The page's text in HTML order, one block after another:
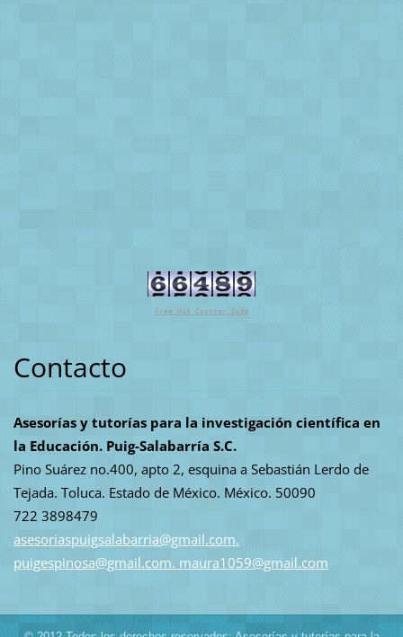
Free Hit Counter Code
Contacto
Asesorías y tutorías para la investigación científica en
la Educación. Puig-Salabarría S.C.
Pino Suárez no.400, apto 2, esquina a Sebastián Lerdo de
Tejada. Toluca. Estado de México. México. 50090
722 3898479
asesoriaspuigsalabarria@gmail.com.
puigespinosa@gmail.com. maura1059@gmail.com